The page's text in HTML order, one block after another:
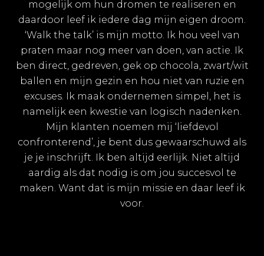
mogelijk om hun dromen te realiseren en
daardoor leef ik iedere dag mijn eigen droom.
‘Walk the talk’ is mijn motto. Ik hou veel van
praten maar nog meer van doen, van actie. Ik
ben direct, gedreven, gek op chocola, zwart/wit
ballen en mijn gezin en hou niet van ruzie en
excuses. Ik maak ondernemen simpel, het is
namelijk een kwestie van logisch nadenken.
Mijn klanten noemen mij ‘liefdevol
confronterend’, je bent dus gewaarschuwd als
je je inschrijft. Ik ben altijd eerlijk. Niet altijd
aardig als dat nodig is om jou succesvol te
maken. Want dat is mijn missie en daar leef ik
voor.